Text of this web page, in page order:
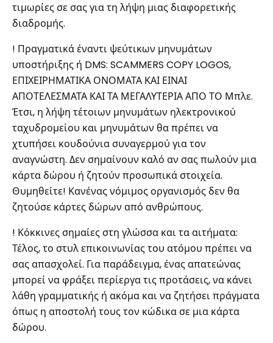
τιμωρίες σε σας για τη λήψη μιας διαφορετικής
διαδρομής.
! Πραγματικά έναντι ψεύτικων μηνυμάτων
υποστήριξης ή DMS: SCAMMERS COPY LOGOS,
ΕΠΙΧΕΙΡΗΜΑΤΙΚΑ ΟΝΟΜΑΤΑ ΚΑΙ ΕΙΝΑΙ
ΑΠΟΤΕΛΕΣΜΑΤΑ ΚΑΙ ΤΑ ΜΕΓΑΛΥΤΕΡΙΑ ΑΠΟ ΤΟ Μπλε.
Έτσι, η λήψη τέτοιων μηνυμάτων ηλεκτρονικού
ταχυδρομείου και μηνυμάτων θα πρέπει να
χτυπήσει κουδούνια συναγερμού για τον
αναγνώστη. Δεν σημαίνουν καλό αν σας πωλούν μια
κάρτα δώρου ή ζητούν προσωπικά στοιχεία.
Θυμηθείτε! Κανένας νόμιμος οργανισμός δεν θα
ζητούσε κάρτες δώρων από ανθρώπους.
! Κόκκινες σημαίες στη γλώσσα και τα αιτήματα:
Τέλος, το στυλ επικοινωνίας του ατόμου πρέπει να
σας απασχολεί. Για παράδειγμα, ένας απατεώνας
μπορεί να φράξει περίεργα τις προτάσεις, να κάνει
λάθη γραμματικής ή ακόμα και να ζητήσει πράγματα
όπως η αποστολή τους τον κώδικα σε μια κάρτα
δώρου.